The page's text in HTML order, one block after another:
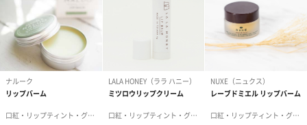
・肌に傷・湿疹等異常のある時はご使用にならないでください。
・肌に赤み・かゆみ・刺激・はれ・色抜け（白斑等)や黒ずみ等の
異常があらわれた時はご使用を中止し皮膚科専門医等へご相談く
ださい。 そのままご使用を続けますと症状が悪化することがあり
ます。
・ご使用後はキャップをきちんと閉めてください。
・天然の成分を配合しているため、色や香りに若干の変化が見ら